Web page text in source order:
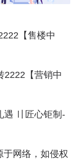
【售楼中
2222【营销中
遇 〢匠心钜制-
网络，如侵权